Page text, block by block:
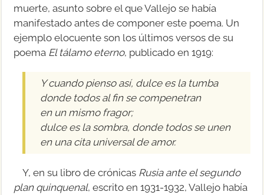
muerte, asunto sobre el que Vallejo se había
manifestado antes de componer este poema. Un
ejemplo elocuente son los últimos versos de su
poema El tálamo eterno, publicado en 1919:
Y cuando pienso así, dulce es la tumba
donde todos al fin se compenetran
en un mismo fragor;
dulce es la sombra, donde todos se unen
en una cita universal de amor.
Y, en su libro de crónicas Rusia ante el segundo
plan quinquenal, escrito en 1931-1932, Vallejo había